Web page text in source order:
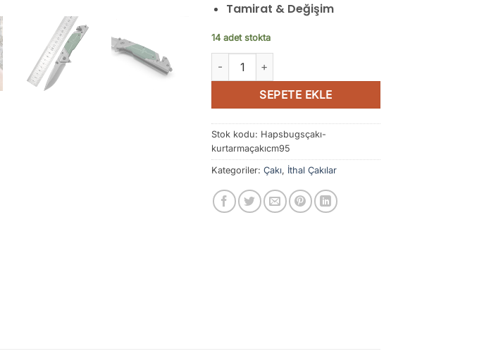
Tamirat & Değişim
14 adet stokta
Haps Bugs Çakı Kurtmarma Çakısı Taktik Katlanır
SEPETE EKLE
Stok kodu: Hapsbugsçakı-
kurtarmaçakıcm95
Kategoriler: Çakı, İthal Çakılar